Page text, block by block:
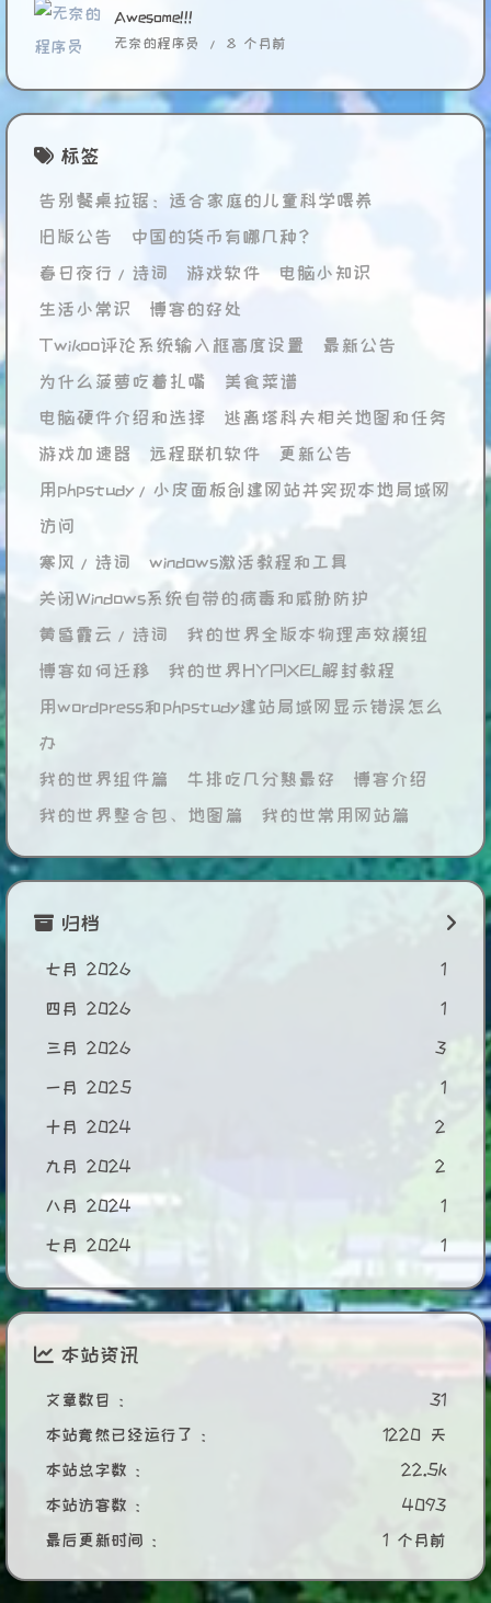
Awesome!!!
无奈的程序员 / 8 个月前
标签
告别餐桌拉锯：适合家庭的儿童科学喂养
旧版公告
中国的货币有哪几种？
春日夜行/诗词
游戏软件
电脑小知识
生活小常识
博客的好处
Twikoo评论系统输入框高度设置
最新公告
为什么菠萝吃着扎嘴
美食菜谱
电脑硬件介绍和选择
逃离塔科夫相关地图和任务
游戏加速器
远程联机软件
更新公告
用phpstudy/小皮面板创建网站并实现本地局域网
访问
寒风/诗词
windows激活教程和工具
关闭Windows系统自带的病毒和威胁防护
黄昏霞云/诗词
我的世界全版本物理声效模组
博客如何迁移
我的世界HYPIXEL解封教程
用wordpress和phpstudy建站局域网显示错误怎么
办
我的世界组件篇
牛排吃几分熟最好
博客介绍
我的世界整合包、地图篇
我的世常用网站篇
归档
七月 2026 1
四月 2026 1
三月 2026 3
一月 2025 1
十月 2024 2
九月 2024 2
八月 2024 1
七月 2024 1
本站资讯
文章数目 :
31
本站竟然已经运行了 :
1220 天
本站总字数 :
22.5k
本站访客数 :
4093
最后更新时间 :
1 个月前